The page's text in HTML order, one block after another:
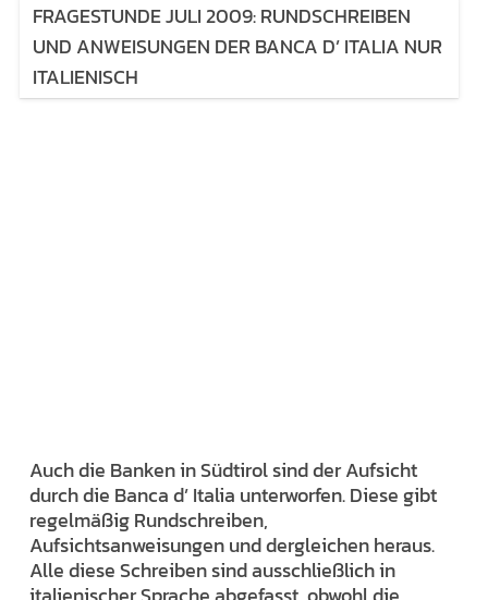
FRAGESTUNDE JULI 2009: RUNDSCHREIBEN
UND ANWEISUNGEN DER BANCA D’ ITALIA NUR
ITALIENISCH
Auch die Banken in Südtirol sind der Aufsicht
durch die Banca d’ Italia unterworfen. Diese gibt
regelmäßig Rundschreiben,
Aufsichtsanweisungen und dergleichen heraus.
Alle diese Schreiben sind ausschließlich in